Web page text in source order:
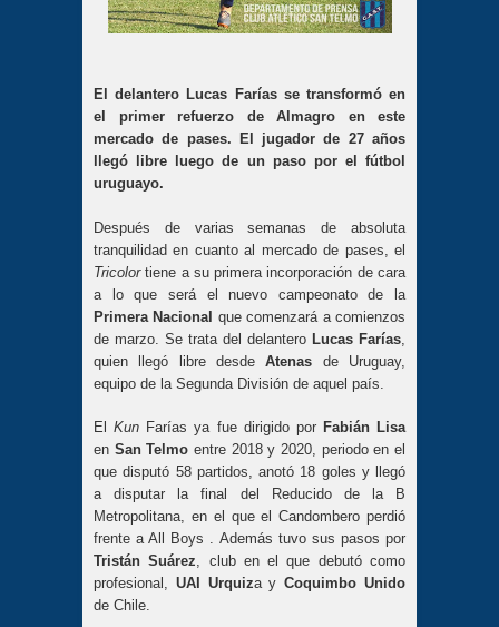
El delantero Lucas Farías se transformó en
el primer refuerzo de Almagro en este
mercado de pases. El jugador de 27 años
llegó libre luego de un paso por el fútbol
uruguayo.
Después de varias semanas de absoluta
tranquilidad en cuanto al mercado de pases, el
Tricolortiene a su primera incorporación de cara
a lo que será el nuevo campeonato de la
Primera Nacional que comenzará a comienzos
de marzo. Se trata del delantero Lucas Farías
quien llegó libre desdeAtenas de Uruguay,
equipo de la Segunda División de aquel país.
ElKun Farías ya fue dirigido por Fabián Lisa
en San Telmo entre 2018 y 2020, periodo en el
que disputó 58 partidos, anotó 18 goles y llegó
a disputar la final del Reducido de la B
Metropolitana, en el que el Candombero perdió
frente a All Boys . Además tuvo sus pasos por
Tristán Suárez, club en el que debutó como
profesional, UAI Urquiza yCoquimbo Unido
de Chile.